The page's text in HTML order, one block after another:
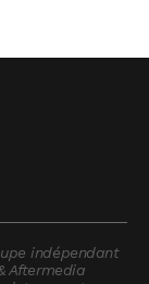
indépendant
Aftermedia